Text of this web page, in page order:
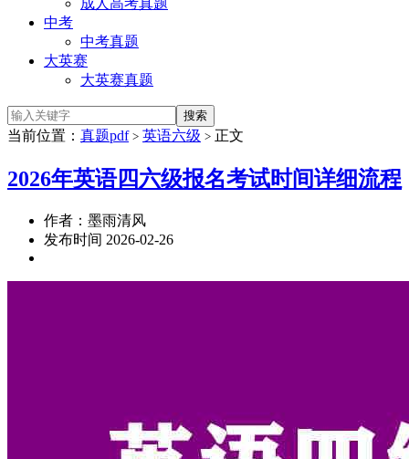
成人高考真题
中考
中考真题
大英赛
大英赛真题
当前位置： 真题pdf > 英语六级 > 正文
2026年英语四六级报名考试时间详细流程
作者：墨雨清风
发布时间 2026-02-26